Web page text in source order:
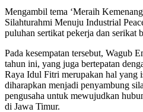
Mengambil tema ‘Meraih
Silahturahmi Menuju Industrial
puluhan sertikat pekerja dan serikat
Pada kesempatan tersebut, Wagub
tahun ini, yang juga bertepatan
Raya Idul Fitri merupakan hal yang
diharapkan menjadi penyambung
pengusaha untuk mewujudkan
di Jawa Timur.